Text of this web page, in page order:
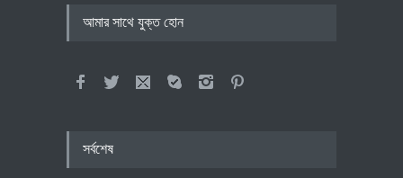
আমার সাথে যুক্ত হোন
সর্বশেষ